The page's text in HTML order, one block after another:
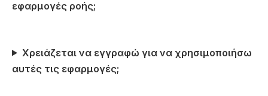
εφαρμογές ροής;
Χρειάζεται να εγγραφώ για να χρησιμοποιήσω
αυτές τις εφαρμογές;